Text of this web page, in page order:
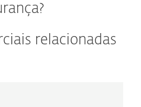
relacionadas